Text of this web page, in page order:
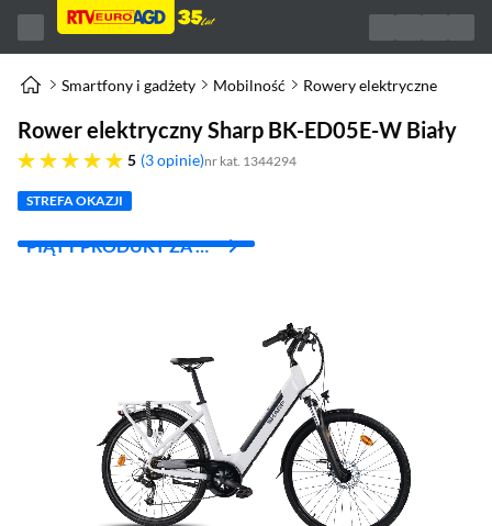
Smartfony i gadżety Mobilność Rowery elektryczne
Rower elektryczny Sharp BK-ED05E-W Biały
5
pięć gwiazdek 3 opinie nr kat. 1344294
STREFA OKAZJI
PIĄTY PRODUKT ZA 1